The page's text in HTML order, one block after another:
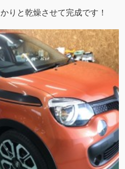
りと乾燥させて完成です！